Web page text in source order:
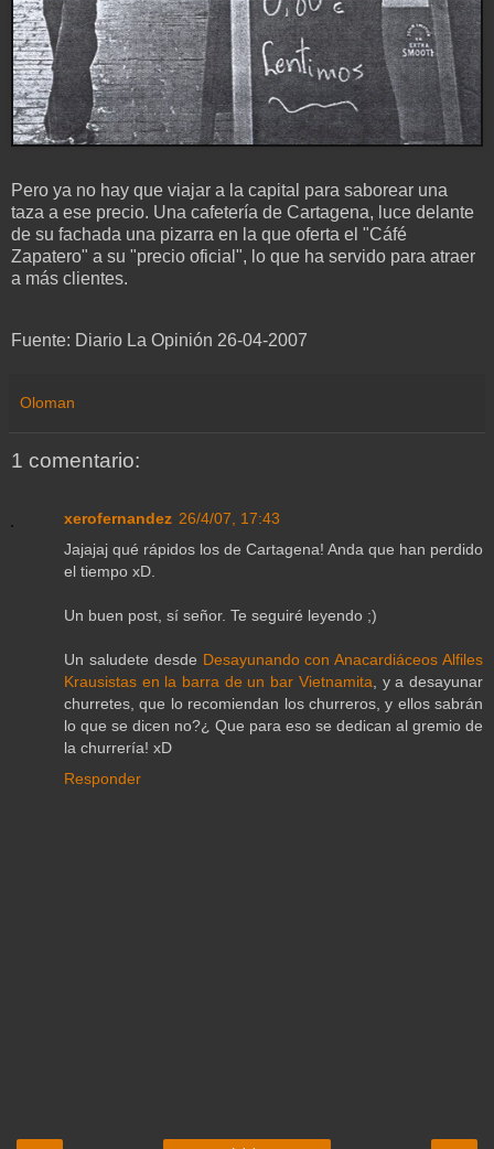
Pero ya no hay que viajar a la capital para saborear una
taza a ese precio. Una cafetería de Cartagena, luce delante
de su fachada una pizarra en la que oferta el "Cáfé
Zapatero" a su "precio oficial", lo que ha servido para atraer
a más clientes.
Fuente: Diario La Opinión 26-04-2007
Oloman
1 comentario:
xerofernandez 26/4/07, 17:43
Jajajaj qué rápidos los de Cartagena! Anda que han perdido
el tiempo xD.
Un buen post, sí señor. Te seguiré leyendo ;)
Un saludete desde Desayunando con Anacardiáceos Alfiles
Krausistas en la barra de un bar Vietnamita , y a desayunar
churretes, que lo recomiendan los churreros, y ellos sabrán
lo que se dicen no?¿ Que para eso se dedican al gremio de
la churrería! xD
Responder